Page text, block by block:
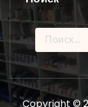
Найти:
Copyright ©